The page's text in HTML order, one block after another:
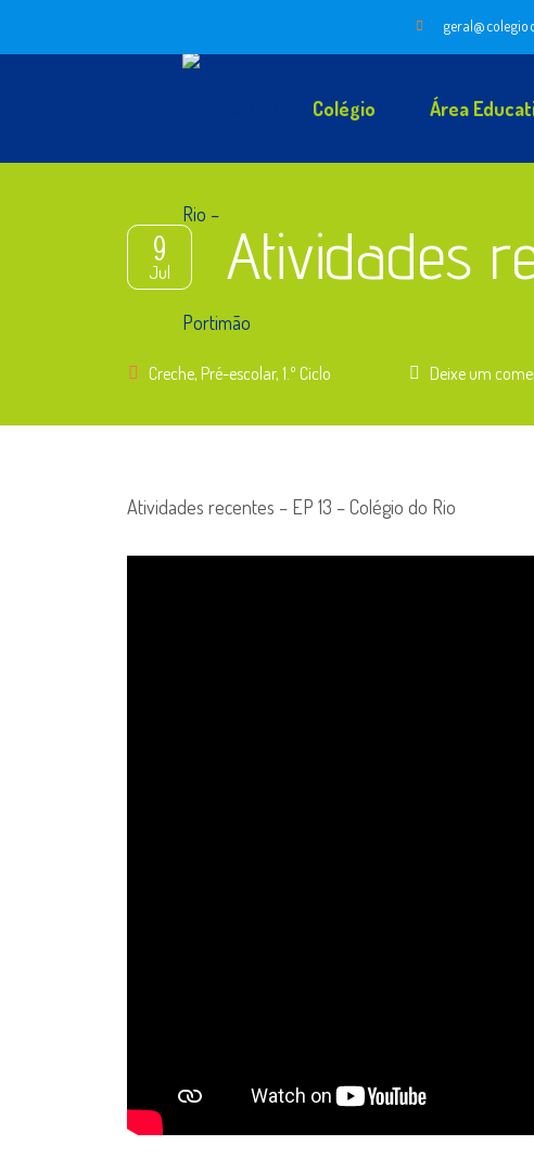
Colégio Área
9
Jul Atividades
Creche, Pré-escolar, 1.º Ciclo Deixe um
Atividades recentes – EP 13 – Colégio do Rio